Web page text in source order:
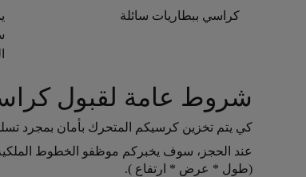
كراسي ببطاريات سائلة
شروط عامة لقبول
كي يتم تخزين كرسيكم المتحرك بأمان بمجرد
Open in a new window
عند الحجز، سوف يخبركم موظفو الخطوط
(طول * عرض * ارتفاع ).